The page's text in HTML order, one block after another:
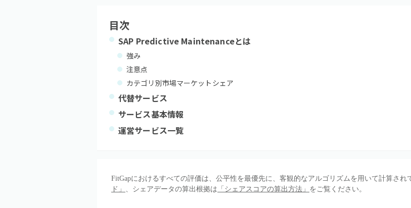
目次
SAP Predictive Maintenanceとは
強み
注意点
カテゴリ別市場マーケットシェア
代替サービス
サービス基本情報
運営サービス一覧
FitGapにおけるすべての評価は、公平性を最優先に、客観的なアルゴリズムを用いて計算され
ド」 、シェアデータの算出根拠は 「シェアスコアの算出方法」 をご覧ください。